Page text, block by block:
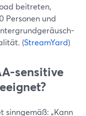
beitreten,
Personen und
(StreamYard)
sensitive
sinngemäß: „Kann